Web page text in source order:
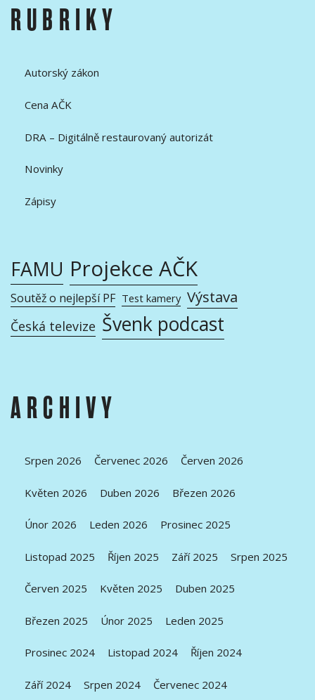
RUBRIKY
Autorský zákon
Cena AČK
DRA – Digitálně restaurovaný autorizát
Novinky
Zápisy
FAMU Projekce AČK
Soutěž o nejlepší PF Test kamery Výstava
Česká televize Švenk podcast
ARCHIVY
Srpen 2026 Červenec 2026 Červen 2026
Květen 2026 Duben 2026 Březen 2026
Únor 2026 Leden 2026 Prosinec 2025
Listopad 2025 Říjen 2025 Září 2025 Srpen 2025
Červen 2025 Květen 2025 Duben 2025
Březen 2025 Únor 2025 Leden 2025
Prosinec 2024 Listopad 2024 Říjen 2024
Září 2024 Srpen 2024 Červenec 2024